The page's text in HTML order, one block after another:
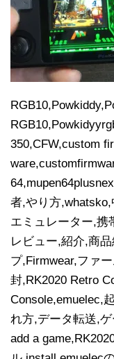
350,CFW,custom
者,やり方
エミュレーター,携
レビュー,紹介,商
プ,Firmwear,ファ
封,RK2020 Retro
Console,emuelec,
れ方,データ転送,
add a